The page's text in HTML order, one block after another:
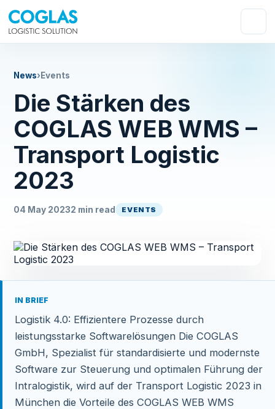
News› Events
Die Stärken des
COGLAS WEB WMS –
Transport Logistic
2023
04 May 20232 min read EVENTS
IN BRIEF
Logistik 4.0: Effizientere Prozesse durch
leistungsstarke Softwarelösungen Die COGLAS
GmbH, Spezialist für standardisierte und modernste
Software zur Steuerung und optimalen Führung der
Intralogistik, wird auf der Transport Logistic 2023 in
München die Vorteile des COGLAS WEB WMS